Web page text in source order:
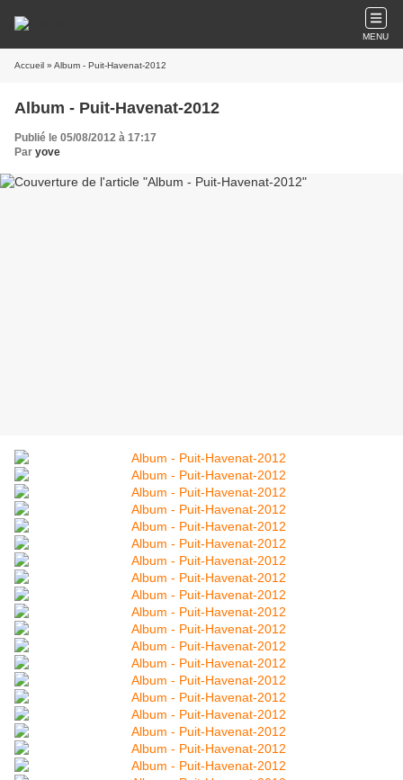
MENU
Accueil » Album - Puit-Havenat-2012
Album - Puit-Havenat-2012
Publié le 05/08/2012 à 17:17
Par yove